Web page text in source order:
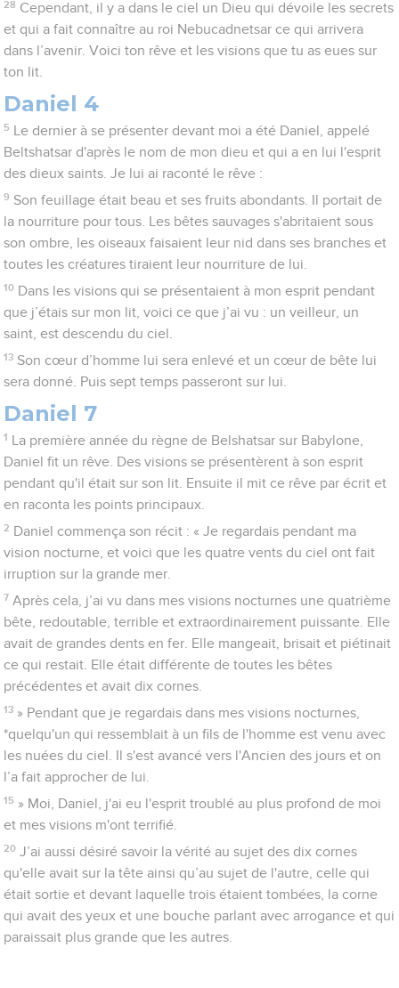
28 Cependant, il y a dans le ciel un Dieu qui dévoile les secrets
et qui a fait connaître au roi Nebucadnetsar ce qui arrivera
dans l’avenir. Voici ton rêve et les visions que tu as eues sur
ton lit.
Daniel 4
5
Le dernier à se présenter devant moi a été Daniel, appelé
Beltshatsar d'après le nom de mon dieu et qui a en lui l'esprit
des dieux saints. Je lui ai raconté le rêve :
9 Son feuillage était beau et ses fruits abondants. Il portait de
la nourriture pour tous. Les bêtes sauvages s'abritaient sous
son ombre, les oiseaux faisaient leur nid dans ses branches et
toutes les créatures tiraient leur nourriture de lui.
10 Dans les visions qui se présentaient à mon esprit pendant
que j’étais sur mon lit, voici ce que j’ai vu : un veilleur, un
saint, est descendu du ciel.
13 Son cœur d’homme lui sera enlevé et un cœur de bête lui
sera donné. Puis sept temps passeront sur lui.
Daniel 7
1
La première année du règne de Belshatsar sur Babylone,
Daniel fit un rêve. Des visions se présentèrent à son esprit
pendant qu'il était sur son lit. Ensuite il mit ce rêve par écrit et
en raconta les points principaux.
2 Daniel commença son récit : « Je regardais pendant ma
vision nocturne, et voici que les quatre vents du ciel ont fait
irruption sur la grande mer.
7 Après cela, j’ai vu dans mes visions nocturnes une quatrième
bête, redoutable, terrible et extraordinairement puissante. Elle
avait de grandes dents en fer. Elle mangeait, brisait et piétinait
ce qui restait. Elle était différente de toutes les bêtes
précédentes et avait dix cornes.
13 » Pendant que je regardais dans mes visions nocturnes,
*quelqu'un qui ressemblait à un fils de l'homme est venu avec
les nuées du ciel. Il s'est avancé vers l'Ancien des jours et on
l’a fait approcher de lui.
15 » Moi, Daniel, j'ai eu l'esprit troublé au plus profond de moi
et mes visions m'ont terrifié.
20 J’ai aussi désiré savoir la vérité au sujet des dix cornes
qu'elle avait sur la tête ainsi qu’au sujet de l'autre, celle qui
était sortie et devant laquelle trois étaient tombées, la corne
qui avait des yeux et une bouche parlant avec arrogance et qui
paraissait plus grande que les autres.